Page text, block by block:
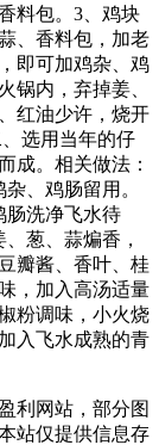
料包。3、鸡块
、香料包，加老
即可加鸡杂、鸡
锅内，弃掉姜、
红油少许，烧开
选用当年的仔
成。相关做法：
、鸡肠留用。
肠洗净飞水待
葱、蒜煸香，
瓣酱、香叶、桂
，加入高汤适量
粉调味，小火烧
入飞水成熟的青
利网站，部分图
站仅提供信息存